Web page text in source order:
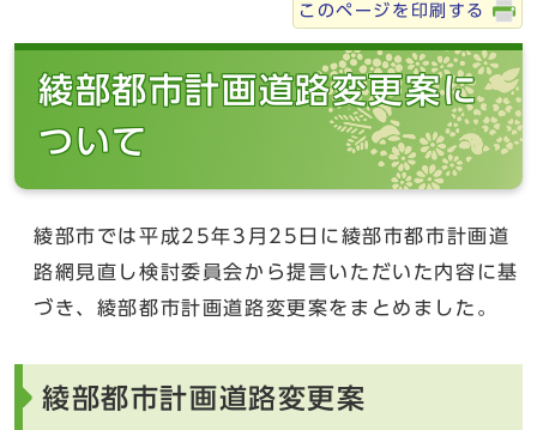
このページを印刷する
綾部都市計画道路変更案に
ついて
綾部市では平成25年3月25日に綾部市都市計画道
路網見直し検討委員会から提言いただいた内容に基
づき、綾部都市計画道路変更案をまとめました。
綾部都市計画道路変更案